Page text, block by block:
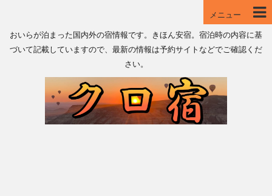
メニュー
おいらが泊まった国内外の宿情報です。きほん安宿。宿泊時の内容に基
づいて記載していますので、最新の情報は予約サイトなどでご確認くだ
さい。